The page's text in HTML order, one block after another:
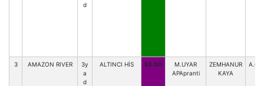
d
3 AMAZON RIVER
3y
a
d
ALTINCI HİS 53.00
M.UYAR
APApranti
ZEMHANUR
KAYA